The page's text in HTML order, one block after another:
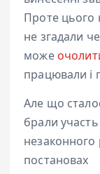
Проте цього
не згадали
може
працювали і
Але що
брали участь
незаконного
постановах